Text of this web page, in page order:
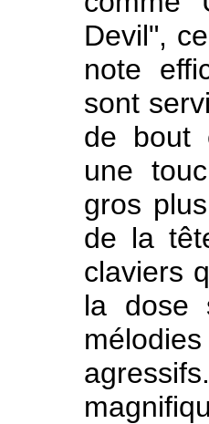
Devil",
note
sont
de bout
une
gros
de la
claviers
la dose